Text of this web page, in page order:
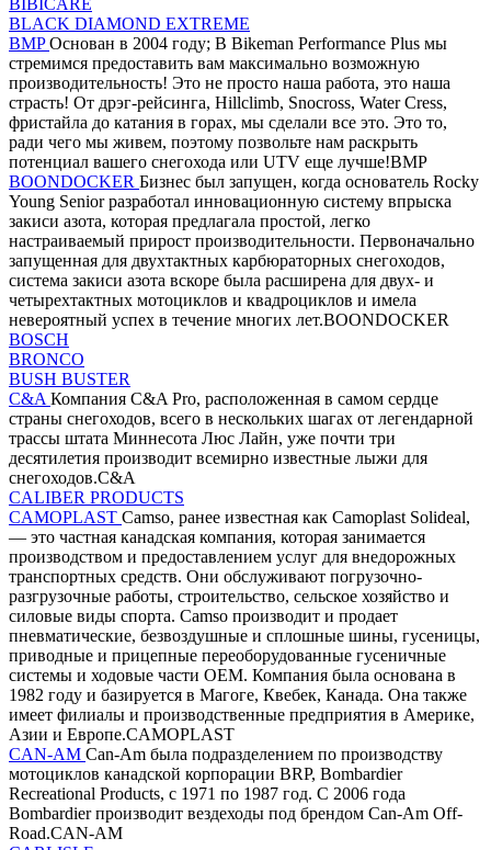
BLACK DIAMOND EXTREME
BMPОснован в 2004 году; В Bikeman Performance Plus мы
стремимся предоставить вам максимально возможную
производительность! Это не просто наша работа, это наша
страсть! От дрэг-рейсинга, Hillclimb, Snocross, Water Cress,
фристайла до катания в горах, мы сделали все это. Это то,
ради чего мы живем, поэтому позвольте нам раскрыть
потенциал вашего снегохода или UTV еще лучше!BMP
BOONDOCKER Бизнес был запущен, когда основатель Rocky
Young Senior разработал инновационную систему впрыска
закиси азота, которая предлагала простой, легко
настраиваемый прирост производительности. Первоначально
запущенная для двухтактных карбюраторных снегоходов,
система закиси азота вскоре была расширена для двух- и
четырехтактных мотоциклов и квадроциклов и имела
невероятный успех в течение многих лет.BOONDOCKER
BOSCH
BRONCO
BUSH BUSTER
C&A Компания C&A Pro, расположенная в самом сердце
страны снегоходов, всего в нескольких шагах от легендарной
трассы штата Миннесота Люс Лайн, уже почти три
десятилетия производит всемирно известные лыжи для
снегоходов.C&A
CALIBER PRODUCTS
CAMOPLAST Camso, ранее известная как Camoplast Solideal,
— это частная канадская компания, которая занимается
производством и предоставлением услуг для внедорожных
транспортных средств. Они обслуживают погрузочно-
разгрузочные работы, строительство, сельское хозяйство и
силовые виды спорта. Camso производит и продает
пневматические, безвоздушные и сплошные шины, гусеницы,
приводные и прицепные переоборудованные гусеничные
системы и ходовые части OEM. Компания была основана в
1982 году и базируется в Магоге, Квебек, Канада. Она также
имеет филиалы и производственные предприятия в Америке,
Азии и Европе.CAMOPLAST
CAN-AM Can-Am была подразделением по производству
мотоциклов канадской корпорации BRP, Bombardier
Recreational Products, с 1971 по 1987 год. С 2006 года
Bombardier производит вездеходы под брендом Can-Am Off-
Road.CAN-AM